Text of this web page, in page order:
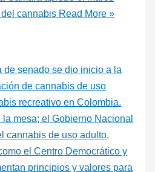
cannabis Read More »